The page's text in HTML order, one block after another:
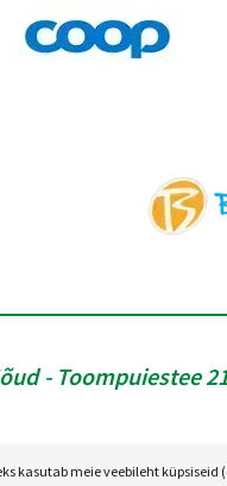
Toompuiestee
kasutab meie veebileht